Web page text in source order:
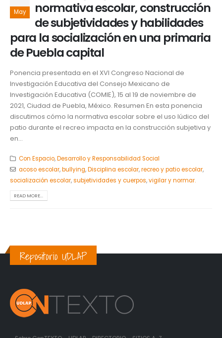
May
normativa escolar, construcción
de subjetividades y habilidades
para la socialización en una primaria
de Puebla capital
Ponencia presentada en el XVI Congreso Nacional de
Investigación Educativa del Consejo Mexicano de
Investigación Educativa (COMIE), 15 al 19 de noviembre de
2021, Ciudad de Puebla, México. Resumen En esta ponencia
discutimos cómo la normativa escolar sobre el uso lúdico del
patio durante el recreo impacta en la construcción subjetiva y
en...
Con Espacio,Desarrollo y Responsabilidad Social
acoso escolar,bullying,Disciplina escolar,recreo y patio escolar,
socialización escolar,subjetividades y cuerpos,vigilar y normar.
READ MORE...
Repositorio UDLAP